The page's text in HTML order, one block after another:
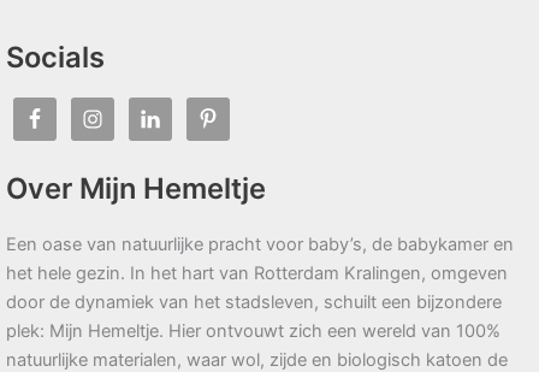
Socials
Over Mijn Hemeltje
Een oase van natuurlijke pracht voor baby’s, de babykamer en
het hele gezin. In het hart van Rotterdam Kralingen, omgeven
door de dynamiek van het stadsleven, schuilt een bijzondere
plek: Mijn Hemeltje. Hier ontvouwt zich een wereld van 100%
natuurlijke materialen, waar wol, zijde en biologisch katoen de